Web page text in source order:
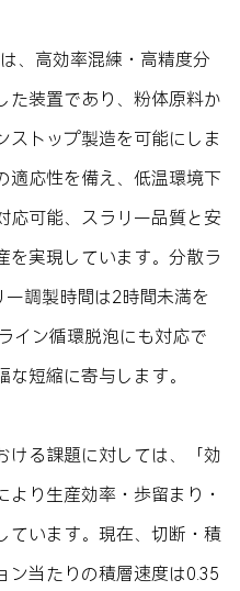
、高効率混練・高精度分
た装置であり、粉体原料か
ストップ製造を可能にしま
適応性を備え、低温環境下
応可能、スラリー品質と安
を実現しています。分散ラ
調製時間は2時間未満を
イン循環脱泡にも対応で
短縮に寄与します。
ける課題に対しては、「効
り生産効率・歩留まり・
ています。現在、切断・積
ン当たりの積層速度は0.35